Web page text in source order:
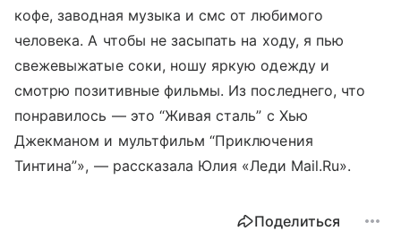
кофе, заводная музыка и смс от любимого
человека. А чтобы не засыпать на ходу, я пью
свежевыжатые соки, ношу яркую одежду и
смотрю позитивные фильмы. Из последнего, что
понравилось ­— это “Живая сталь” с Хью
Джекманом и мультфильм “Приключения
Тинтина”», — рассказала Юлия «Леди Mail.Ru».
Поделиться